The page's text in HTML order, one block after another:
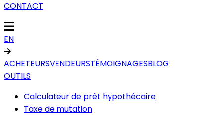
CONTACT
EN
ACHETEURSVENDEURSTÉMOIGNAGESBLOG
OUTILS
Calculateur de prêt hypothécaire
Taxe de mutation